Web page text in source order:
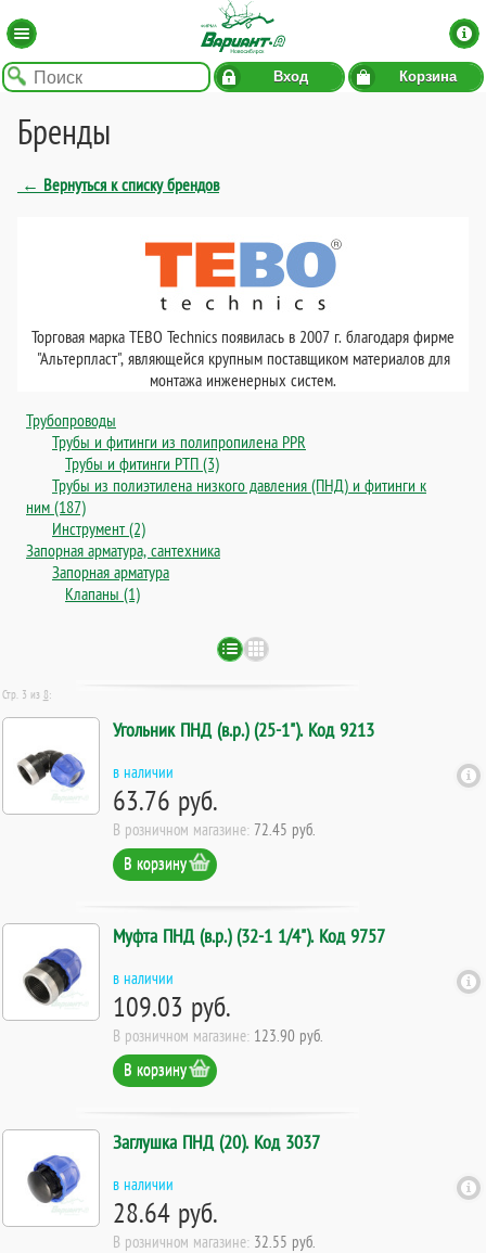
Вход Корзина
Бренды
← Вернуться к списку брендов
Торговая марка TEBO Technics появилась в 2007 г. благодаря фирме
"Альтерпласт", являющейся крупным поставщиком материалов для
монтажа инженерных систем.
Трубопроводы
Трубы и фитинги из полипропилена PPR
Трубы и фитинги РТП (3)
Трубы из полиэтилена низкого давления (ПНД) и фитинги к
ним (187)
Инструмент (2)
Запорная арматура, сантехника
Запорная арматура
Клапаны (1)
Стр. 3 из 8:
Угольник ПНД (в.р.) (25-1"). Код 9213
в наличии
63.76 руб.
В розничном магазине: 72.45 руб.
В корзину
Муфта ПНД (в.р.) (32-1 1/4"). Код 9757
в наличии
109.03 руб.
В розничном магазине: 123.90 руб.
В корзину
Заглушка ПНД (20). Код 3037
в наличии
28.64 руб.
В розничном магазине: 32.55 руб.